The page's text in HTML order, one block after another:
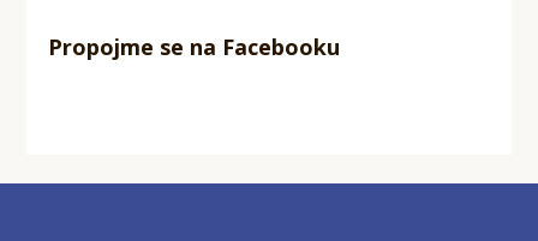
Propojme se na Facebooku